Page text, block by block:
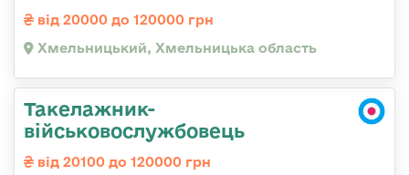
від 20000 до 120000 грн
Хмельницький, Хмельницька область
Такелажник-
військовослужбовець
від 20100 до 120000 грн